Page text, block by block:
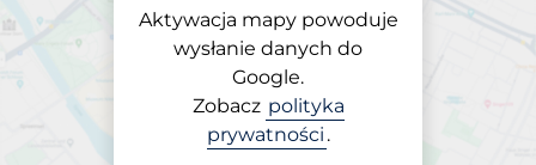
Aktywacja mapy powoduje
wysłanie danych do
Google.
Zobacz polityka
prywatności .
Wybierz miejsce
parkingowe w Rybnik